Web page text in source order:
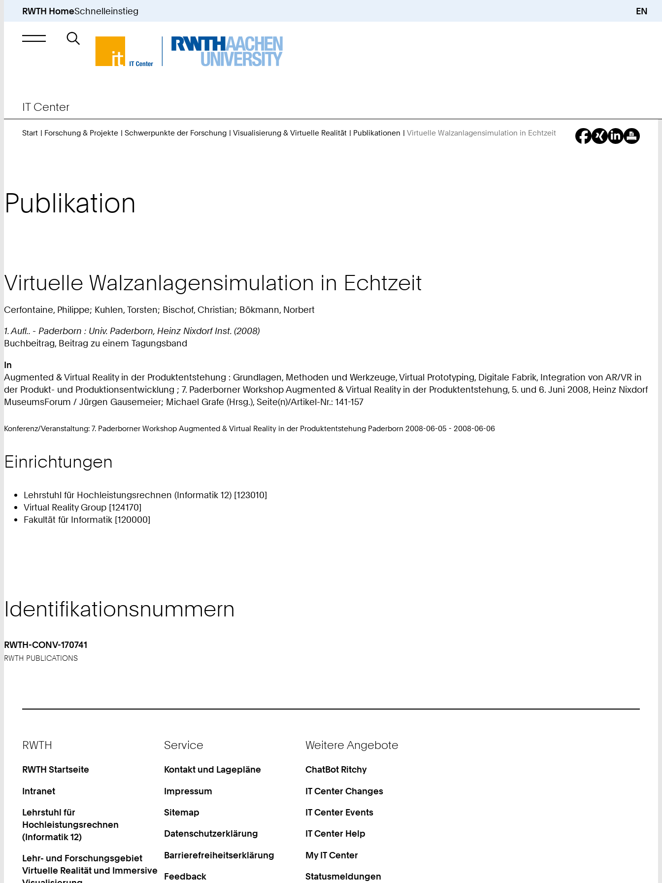
RWTH HomeSchnelleinstieg EN
Suche
nach
IT Center
Start Forschung & Projekte Schwerpunkte der Forschung Visualisierung & Virtuelle Realität Publikationen Virtuelle Walzanlagensimulation in Echtzeit
Publikation
Virtuelle Walzanlagensimulation in Echtzeit
Cerfontaine, Philippe; Kuhlen, Torsten; Bischof, Christian; Bökmann, Norbert
1. Aufl.. - Paderborn : Univ. Paderborn, Heinz Nixdorf Inst. (2008)
Buchbeitrag, Beitrag zu einem Tagungsband
In
Augmented & Virtual Reality in der Produktentstehung : Grundlagen, Methoden und Werkzeuge, Virtual Prototyping, Digitale Fabrik, Integration von AR/VR in
der Produkt- und Produktionsentwicklung ; 7. Paderborner Workshop Augmented & Virtual Reality in der Produktentstehung, 5. und 6. Juni 2008, Heinz Nixdorf
MuseumsForum / Jürgen Gausemeier; Michael Grafe (Hrsg.), Seite(n)/Artikel-Nr.: 141-157
Konferenz/Veranstaltung: 7. Paderborner Workshop Augmented & Virtual Reality in der Produktentstehung Paderborn 2008-06-05 - 2008-06-06
Einrichtungen
Lehrstuhl für Hochleistungsrechnen (Informatik 12) [123010]
Virtual Reality Group [124170]
Fakultät für Informatik [120000]
Identifikationsnummern
RWTH-CONV-170741
RWTH PUBLICATIONS
RWTH
RWTH Startseite
Intranet
Lehrstuhl für
Hochleistungsrechnen
(Informatik 12)
Lehr- und Forschungsgebiet
Virtuelle Realität und Immersive
Service
Kontakt und Lagepläne
Impressum
Sitemap
Datenschutzerklärung
Barrierefreiheitserklärung
Feedback
Weitere Angebote
ChatBot Ritchy
IT Center Changes
IT Center Events
IT Center Help
My IT Center
Statusmeldungen